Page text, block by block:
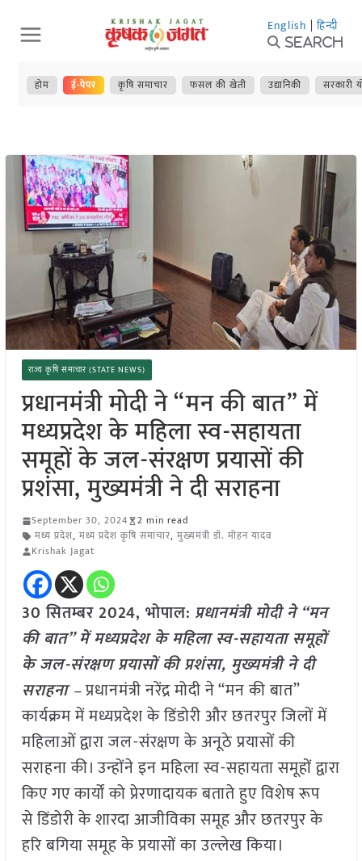
Skip
to
content
English | हिन्दी
Search
होम ई-पेपर कृषि समाचार फसल की खेती उद्यानिकी सरकारी
राज्य कृषि समाचार (STATE NEWS)
प्रधानमंत्री मोदी ने “मन की बात” में
मध्यप्रदेश के महिला स्व-सहायता
समूहों के जल-संरक्षण प्रयासों की
प्रशंसा, मुख्यमंत्री ने दी सराहना
September 30, 2024
2 min read
मध्य प्रदेश, मध्य प्रदेश कृषि समाचार, मुख्यमंत्री डॉ. मोहन यादव
Krishak Jagat
30 सितम्बर 2024, भोपाल: प्रधानमंत्री मोदी ने “मन
की बात” में मध्यप्रदेश के महिला स्व-सहायता समूहों
के जल-संरक्षण प्रयासों की प्रशंसा, मुख्यमंत्री ने दी
सराहना–प्रधानमंत्री नरेंद्र मोदी ने “मन की बात”
कार्यक्रम में मध्यप्रदेश के डिंडोरी और छतरपुर जिलों में
महिलाओं द्वारा जल-संरक्षण के अनूठे प्रयासों की
सराहना की। उन्होंने इन महिला स्व-सहायता समूहों द्वारा
किए गए कार्यों को प्रेरणादायक बताते हुए विशेष रूप
से डिंडोरी के शारदा आजीविका समूह और छतरपुर के
हरि बगिया समूह के प्रयासों का उल्लेख किया।